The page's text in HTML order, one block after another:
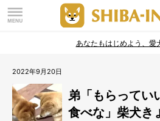
あなたもはじめよう、愛
2022年9月20日
弟「もらってい
食べな」柴犬き